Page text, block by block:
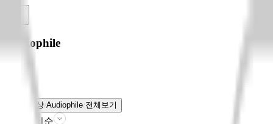
Audiophile
음반/영상 Audiophile 전체보기
판매인기순